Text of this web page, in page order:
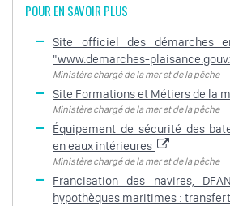
POUR EN SAVOIR PLUS
Site officiel des démarches
"www.demarches-
Ministère chargé de la mer et de la pêche
Site Formations et Métiers de la
Ministère chargé de la mer et de la pêche
Équipement de sécurité des
en eaux intérieures
Ministère chargé de la mer et de la pêche
Francisation des navires,
hypothèques maritimes :